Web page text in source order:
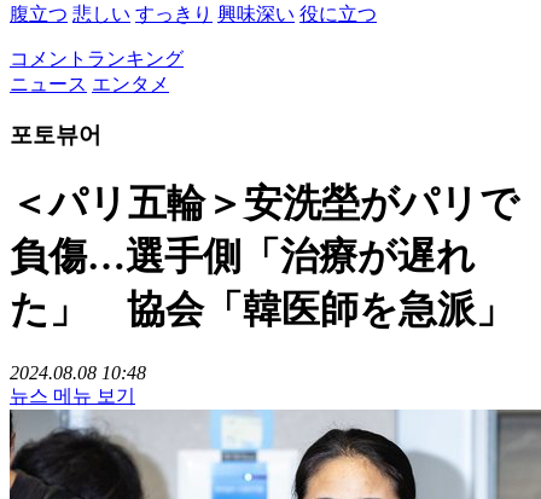
腹立つ 悲しい すっきり 興味深い 役に立つ
コメントランキング
ニュース エンタメ
포토뷰어
＜パリ五輪＞安洗塋がパリで
負傷…選手側「治療が遅れ
た」 協会「韓医師を急派」
2024.08.08 10:48
뉴스 메뉴 보기